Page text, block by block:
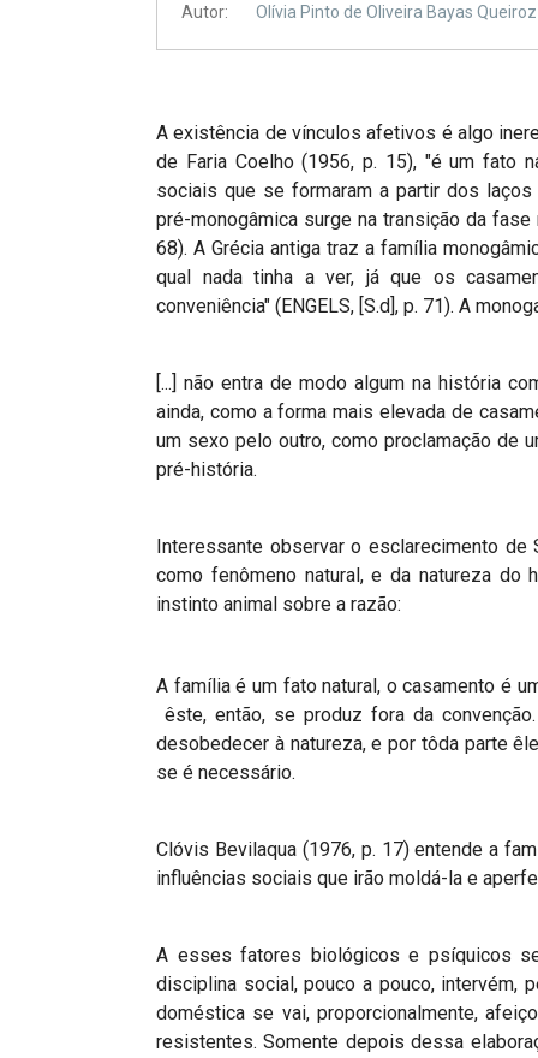
Processos - IBDFAM
Alienação Parental
Encontre um Escritório
Autor: Olívia Pinto de Oliveira Bayas Queiroz
A existência de vínculos afetivos é algo
de Faria Coelho (1956, p. 15), "é um fato
sociais que se formaram a partir dos
pré-monogâmica surge na transição da fase
68). A Grécia antiga traz a família
qual nada tinha a ver, já que os
conveniência" (ENGELS, [S.d], p. 71). A
[...] não entra de modo algum na história
ainda, como a forma mais elevada de
um sexo pelo outro, como proclamação de
pré-história.
Interessante observar o esclarecimento de
como fenômeno natural, e da natureza do
instinto animal sobre a razão:
A família é um fato natural, o casamento é
êste, então, se produz fora da
desobedecer à natureza, e por tôda parte
se é necessário.
Clóvis Bevilaqua (1976, p. 17) entende a
influências sociais que irão moldá-la e
A esses fatores biológicos e psíquicos
disciplina social, pouco a pouco, intervém,
doméstica se vai, proporcionalmente,
resistentes. Somente depois dessa